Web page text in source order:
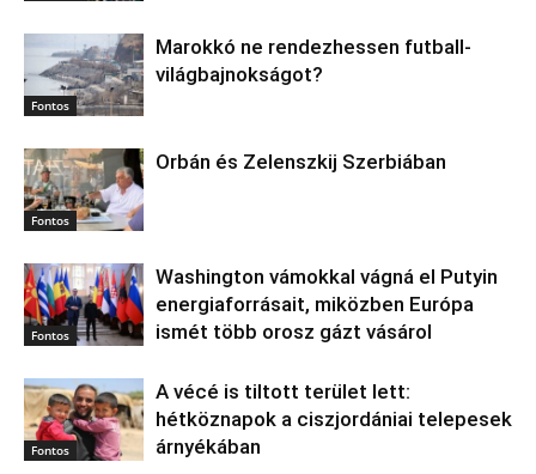
Fontos
Marokkó ne rendezhessen futball-
világbajnokságot?
Fontos
Orbán és Zelenszkij Szerbiában
Fontos
Washington vámokkal vágná el Putyin
energiaforrásait, miközben Európa
ismét több orosz gázt vásárol
Fontos
A vécé is tiltott terület lett:
hétköznapok a ciszjordániai telepesek
árnyékában